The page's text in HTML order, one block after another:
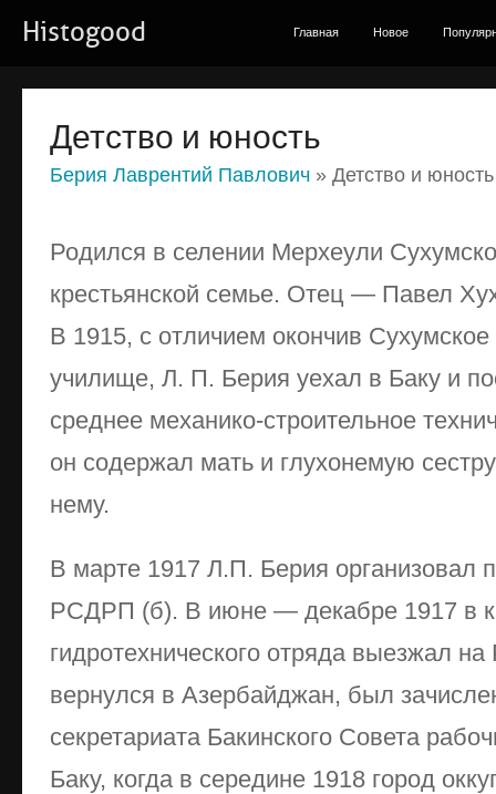
Histogood Главная Новое
Детство и юность
Берия Лаврентий Павлович » Детство и юность
Родился в селении Мерхеули
крестьянской семье. Отец — Павел
В 1915, с отличием окончив
училище, Л. П. Берия уехал в Баку и
среднее механико-строительное
он содержал мать и глухонемую
нему.
В марте 1917 Л.П. Берия организовал
РСДРП (б). В июне — декабре 1917 в
гидротехнического отряда выезжал
вернулся в Азербайджан, был
секретариата Бакинского Совета
Баку, когда в середине 1918 город